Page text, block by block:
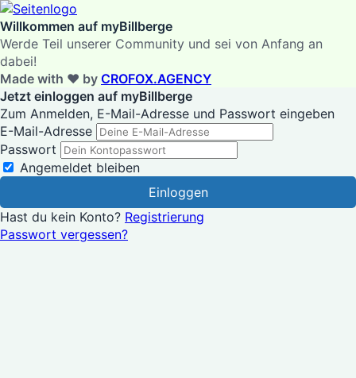
Willkommen auf myBillberge
Werde Teil unserer Community und sei von Anfang an
dabei!
Made with ♥ by CROFOX.AGENCY
Jetzt einloggen auf myBillberge
Zum Anmelden, E-Mail-Adresse und Passwort eingeben
E-Mail-Adresse
Passwort
Angemeldet bleiben
Hast du kein Konto? Registrierung
Passwort vergessen?